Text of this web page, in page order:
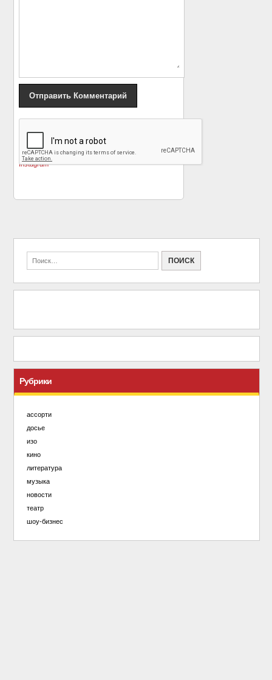
Рита Ора снова
соблазняет
поклонников в
Instagram
покоряет Голливуд»
Рубрики
ассорти
досье
изо
кино
литература
музыка
новости
театр
шоу-бизнес